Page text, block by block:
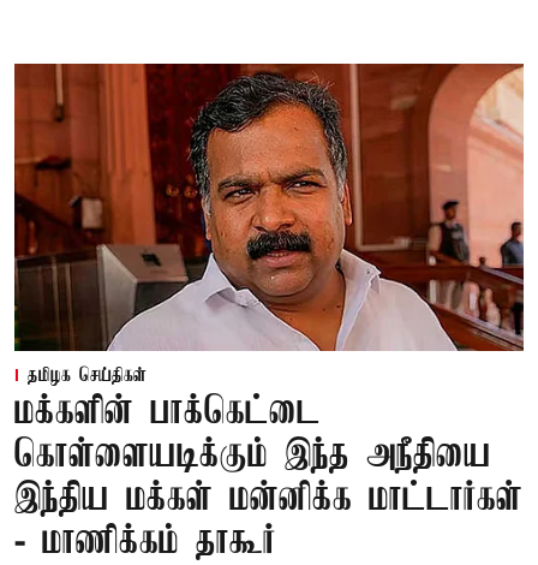
தமிழக செய்திகள்
மக்களின் பாக்கெட்டை
கொள்ளையடிக்கும் இந்த அநீதியை
இந்திய மக்கள் மன்னிக்க மாட்டார்கள்
- மாணிக்கம் தாகூர்